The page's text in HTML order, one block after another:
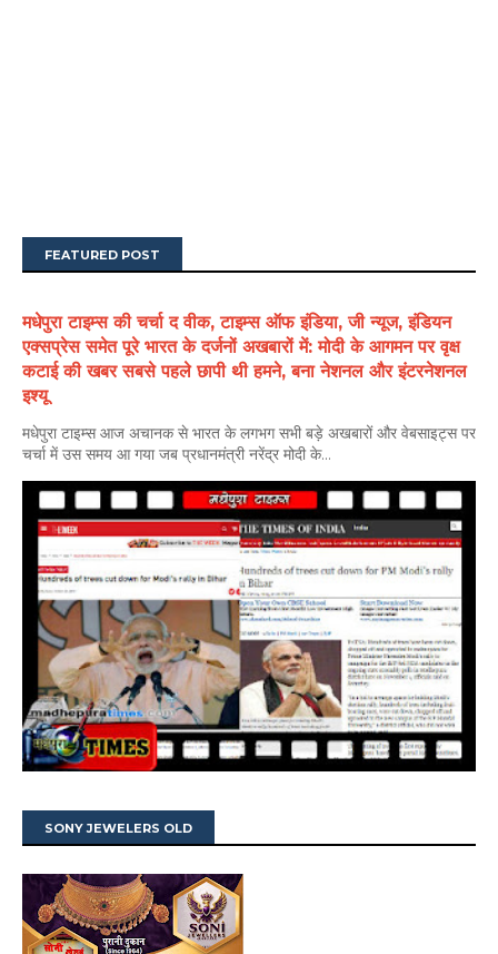
FEATURED POST
मधेपुरा टाइम्स की चर्चा द वीक, टाइम्स ऑफ इंडिया, जी न्यूज, इंडियन
एक्सप्रेस समेत पूरे भारत के दर्जनों अखबारों में: मोदी के आगमन पर वृक्ष
कटाई की खबर सबसे पहले छापी थी हमने, बना नेशनल और इंटरनेशनल
इश्यू
मधेपुरा टाइम्स आज अचानक से भारत के लगभग सभी बड़े अखबारों और वेबसाइट्स पर
चर्चा में उस समय आ गया जब प्रधानमंत्री नरेंद्र मोदी के...
SONY JEWELERS OLD